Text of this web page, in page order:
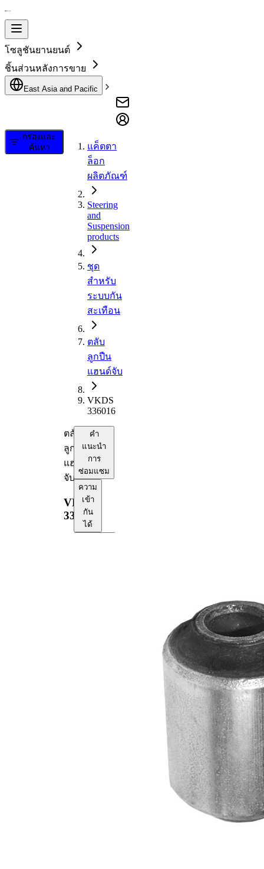
โซลูชันยานยนต์
ชิ้นส่วนหลังการขาย
East Asia and Pacific
กรองและ
ค้นหา
แค็ตตา
ล็อก
ผลิตภัณฑ์
Steering
and
Suspension
products
ชุด
สำหรับ
ระบบกัน
สะเทือน
ตลับ
ลูกปืน
แฮนด์จับ
VKDS
336016
ตลับ
ลูกปืน
แฮนด์
จับ
VKDS
336016
คำ
แนะนำ
การ
ซ่อมแซม
ความ
เข้า
กัน
ได้